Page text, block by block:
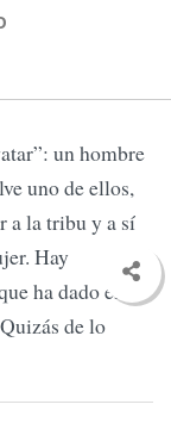
un hombre
uno de ellos,
a la tribu y a sí
Hay
ha dado el
de lo